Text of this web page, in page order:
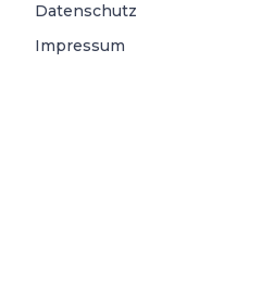
Datenschutz
Impressum